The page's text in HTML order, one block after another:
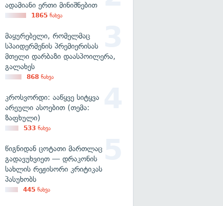
ადამიანი ერთი მინიშნებით
1865 ნახვა
მაყურებელი, რომელმაც
სპაიდერმენის პრემიერისას
მთელი დარბაზი დაასპოილერა,
გალახეს
868 ნახვა
კროსვორდი: ააწყვე სიტყვა
არეული ასოებით (თემა:
ზაფხული)
533 ნახვა
წიგნიდან ცოტათი მართლაც
გადავუხვიეთ — დრაკონის
სახლის რეჟისორი კრიტიკას
პასუხობს
445 ნახვა